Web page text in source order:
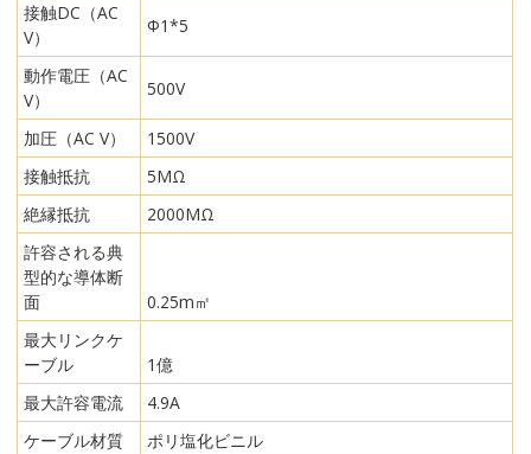
接触DC（AC
V）
Φ1*5
動作電圧（AC
V）
500V
加圧（AC V）
1500V
接触抵抗
5MΩ
絶縁抵抗
2000MΩ
許容される典
型的な導体断
面
0.25m㎡
最大リンクケ
ーブル
1億
最大許容電流
4.9A
ケーブル材質
ポリ塩化ビニル